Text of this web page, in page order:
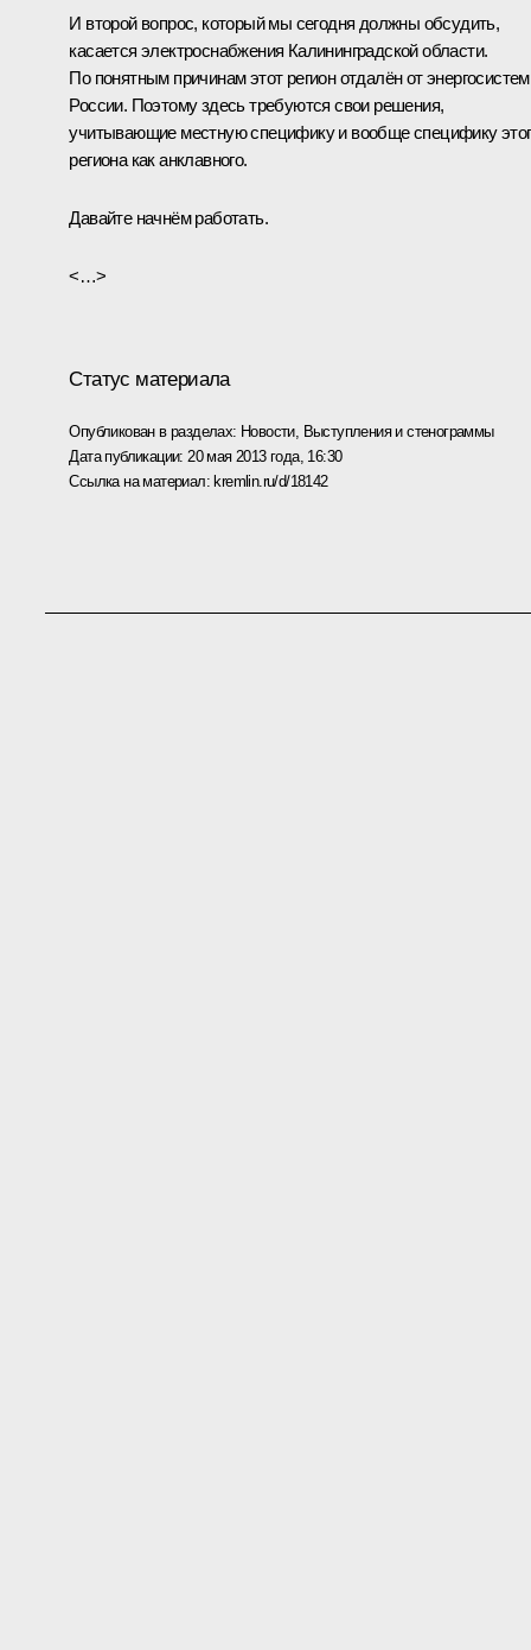
И второй вопрос, который мы сегодня должны обсудить,
касается электроснабжения Калининградской области.
По понятным причинам этот регион отдалён от
России. Поэтому здесь требуются свои решения,
учитывающие местную специфику и вообще специфику
региона как анклавного.
Давайте начнём работать.
<…>
Статус материала
Опубликован в разделах: Новости, Выступления и стенограммы
Дата публикации: 20 мая 2013 года, 16:30
Ссылка на материал: kremlin.ru/d/18142